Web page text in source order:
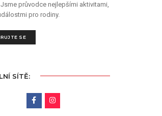
Jsme průvodce nejlepšími aktivitami,
pro rodiny.
SE
SÍTĚ: